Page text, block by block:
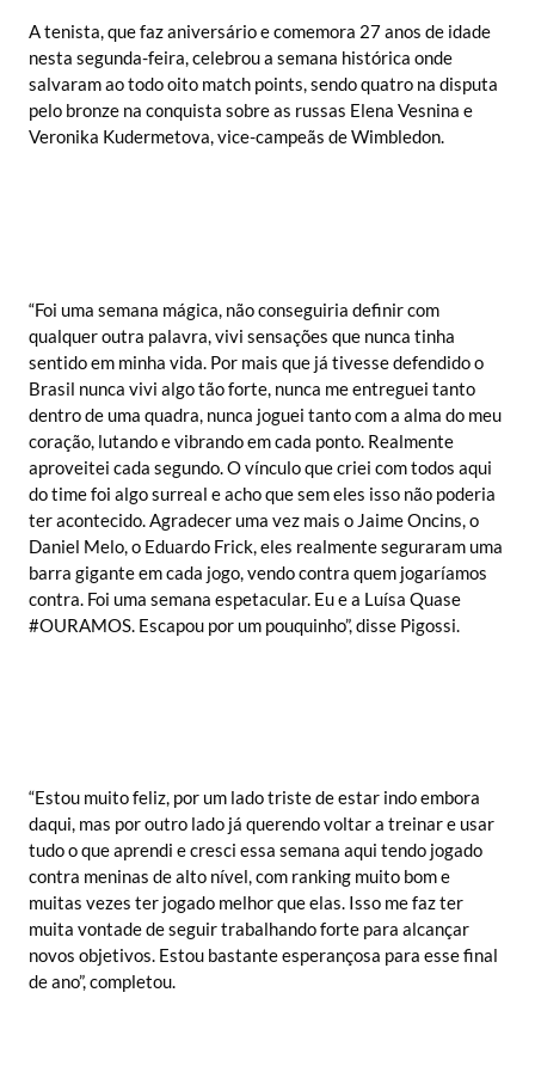
A tenista, que faz aniversário e comemora 27 anos de idade
nesta segunda-feira, celebrou a semana histórica onde
salvaram ao todo oito match points, sendo quatro na disputa
pelo bronze na conquista sobre as russas Elena Vesnina e
Veronika Kudermetova, vice-campeãs de Wimbledon.
“Foi uma semana mágica, não conseguiria definir com
qualquer outra palavra, vivi sensações que nunca tinha
sentido em minha vida. Por mais que já tivesse defendido o
Brasil nunca vivi algo tão forte, nunca me entreguei tanto
dentro de uma quadra, nunca joguei tanto com a alma do meu
coração, lutando e vibrando em cada ponto. Realmente
aproveitei cada segundo. O vínculo que criei com todos aqui
do time foi algo surreal e acho que sem eles isso não poderia
ter acontecido. Agradecer uma vez mais o Jaime Oncins, o
Daniel Melo, o Eduardo Frick, eles realmente seguraram uma
barra gigante em cada jogo, vendo contra quem jogaríamos
contra. Foi uma semana espetacular. Eu e a Luísa Quase
#OURAMOS. Escapou por um pouquinho”, disse Pigossi.
“Estou muito feliz, por um lado triste de estar indo embora
daqui, mas por outro lado já querendo voltar a treinar e usar
tudo o que aprendi e cresci essa semana aqui tendo jogado
contra meninas de alto nível, com ranking muito bom e
muitas vezes ter jogado melhor que elas. Isso me faz ter
muita vontade de seguir trabalhando forte para alcançar
novos objetivos. Estou bastante esperançosa para esse final
de ano”, completou.